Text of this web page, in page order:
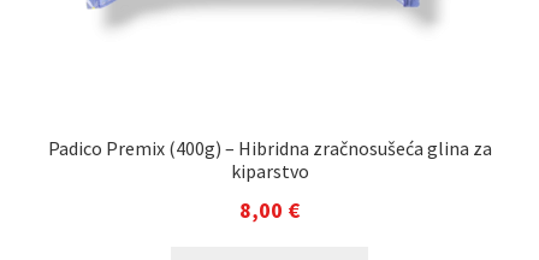
Padico Premix (400g) – Hibridna zračnosušeća glina za
kiparstvo
8,00 €